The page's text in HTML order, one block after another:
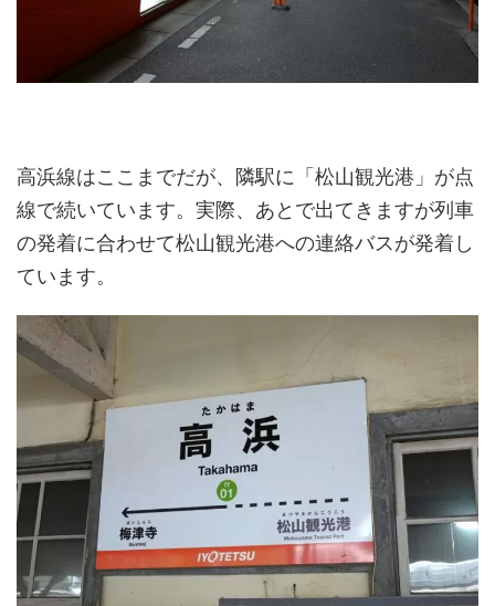
高浜線はここまでだが、隣駅に「松山観光港」が点
線で続いています。実際、あとで出てきますが列車
の発着に合わせて松山観光港への連絡バスが発着し
ています。